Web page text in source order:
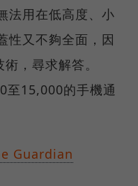
法用在低高度、小
性又不夠全面，因
，尋求解答。
15,000的手機通
Guardian